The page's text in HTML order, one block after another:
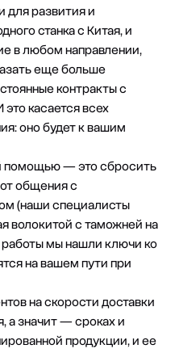
для развития и
станка с Китая, и
в любом направлении,
еще больше
контракты с
касается всех
оно будет к вашим
помощью — это сбросить
общения с
(наши специалисты
волокитой с таможней на
работы мы нашли ключи ко
на вашем пути при
на скорости доставки
а значит — сроках и
продукции, и ее